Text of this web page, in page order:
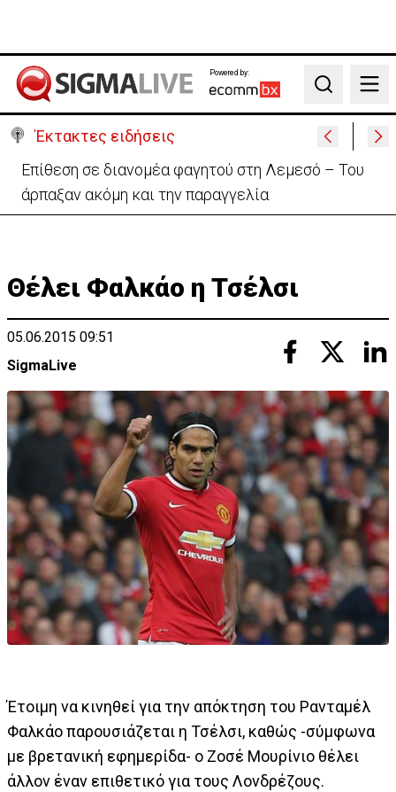
Powered by:
Search
Έκτακτες ειδήσεις
Ο στρατηγός του Τραμπ «αναζητά διέξοδο» από τον
πόλεμο με το Ιράν
Θέλει Φαλκάο η Τσέλσι
05.06.2015 09:51
SigmaLive
Έτοιμη να κινηθεί για την απόκτηση του Ρανταμέλ
Φαλκάο παρουσιάζεται η Τσέλσι, καθώς -σύμφωνα
με βρετανική εφημερίδα- ο Ζοσέ Μουρίνιο θέλει
άλλον έναν επιθετικό για τους Λονδρέζους.